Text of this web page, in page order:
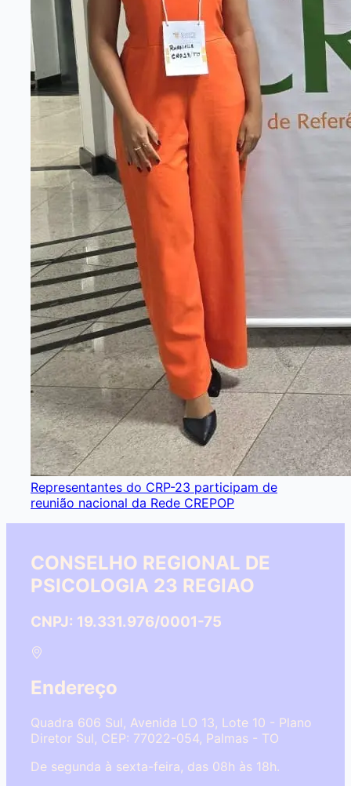
Representantes do CRP-23 participam de
reunião nacional da Rede CREPOP
CONSELHO REGIONAL DE
PSICOLOGIA 23 REGIAO
CNPJ: 19.331.976/0001-75
Endereço
Quadra 606 Sul, Avenida LO 13, Lote 10 - Plano
Diretor Sul, CEP: 77022-054, Palmas - TO
De segunda à sexta-feira, das 08h às 18h.